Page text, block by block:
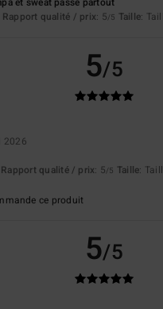
Rapport qualité / prix: 5/5 Taille:
5/5
2026
Rapport qualité / prix: 5/5 Taille:
ce produit
5/5